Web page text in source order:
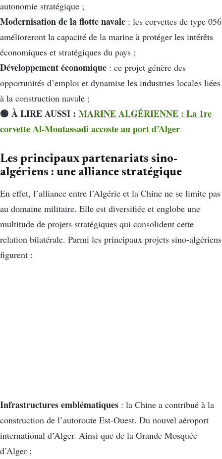
autonomie stratégique ;
Modernisation de la flotte navale : les corvettes de type 056
amélioreront la capacité de la marine à protéger les intérêts
économiques et stratégiques du pays ;
Développement économique : ce projet génère des
opportunités d’emploi et dynamise les industries locales liées
à la construction navale ;
🟢 À LIRE AUSSI : MARINE ALGÉRIENNE : La 1re
corvette Al-Moutassadi accoste au port d’Alger
Les principaux partenariats sino-
algériens : une alliance stratégique
En effet, l’alliance entre l’Algérie et la Chine ne se limite pas
au domaine militaire. Elle est diversifiée et englobe une
multitude de projets stratégiques qui consolident cette
relation bilatérale. Parmi les principaux projets sino-algériens
figurent :
Infrastructures emblématiques : la Chine a contribué à la
construction de l’autoroute Est-Ouest. Du nouvel aéroport
international d’Alger. Ainsi que de la Grande Mosquée
d’Alger ;